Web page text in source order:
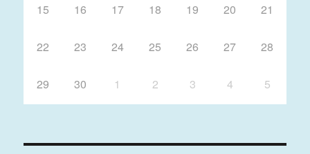
15 16 17 18 19 20 21
22 23 24 25 26 27 28
29 30 1 2 3 4 5